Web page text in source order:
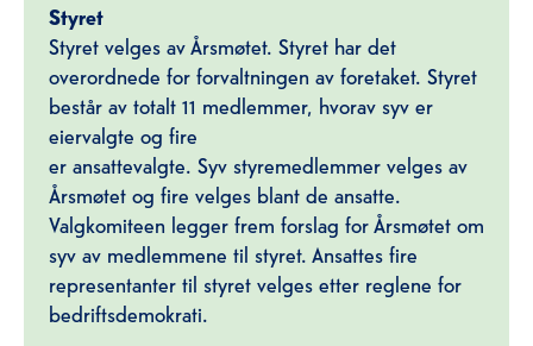
Styret
Styret velges av Årsmøtet. Styret har det
overordnede for forvaltningen av foretaket. Styret
består av totalt 11 medlemmer, hvorav syv er
eiervalgte og fire
er ansattevalgte. Syv styremedlemmer velges av
Årsmøtet og fire velges blant de ansatte.
Valgkomiteen legger frem forslag for Årsmøtet om
syv av medlemmene til styret. Ansattes fire
representanter til styret velges etter reglene for
bedriftsdemokrati.